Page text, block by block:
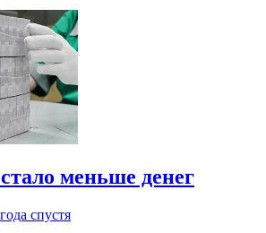
меньше денег
спустя